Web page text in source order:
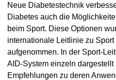
Neue Diabetestechnik
Diabetes auch die
beim Sport. Diese Optionen
internationale Leitlinie zu
aufgenommen. In der Sport-
AID-System einzeln
Empfehlungen zu deren